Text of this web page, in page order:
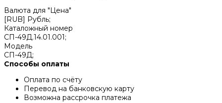
Валюта для "Цена"
[RUB] Рубль;
Каталожный номер
СП-49Д.14.01.001;
Модель
СП-49Д;
Способы оплаты
Оплата по счёту
Перевод на банковскую карту
Возможна рассрочка платежа